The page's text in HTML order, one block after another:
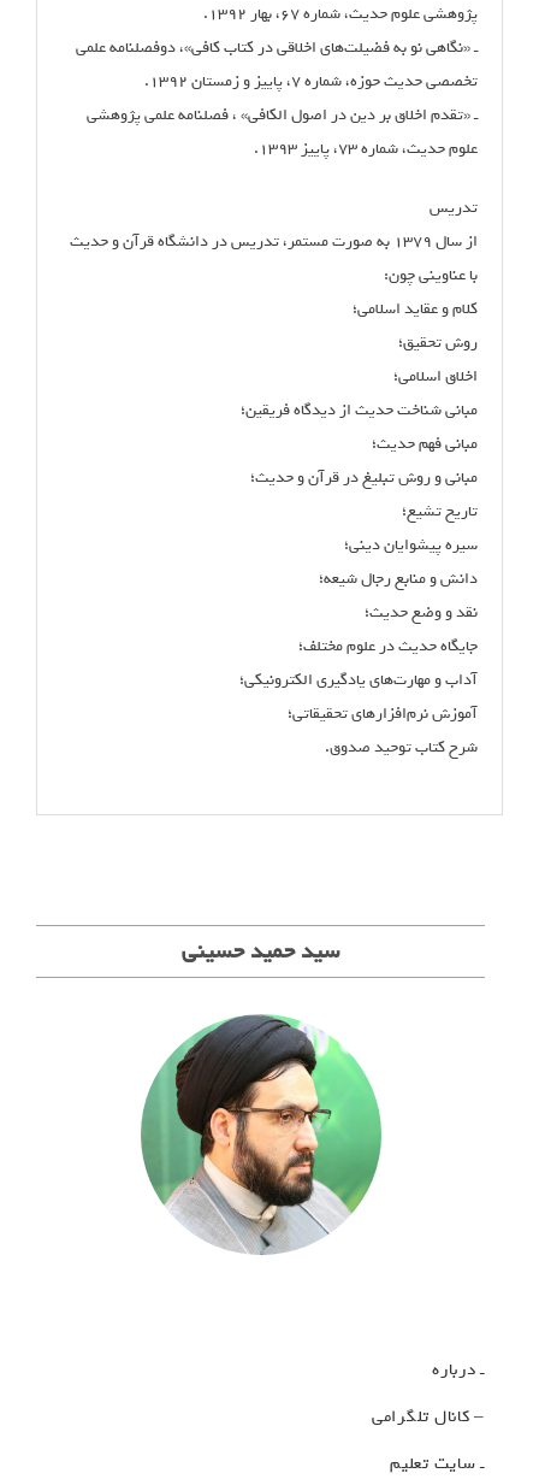
پژوهشی علوم حدیث، شماره ۶۷، بهار ۱۳۹۲.
ـ «نگاهی نو به فضیلت‌های اخلاقی در کتاب کافی»، دوفصلنامه علمی
تخصصی حدیث حوزه، شماره ۷، پاییز و زمستان ۱۳۹۲.
ـ «تقدم اخلاق بر دین در اصول الکافی» ، فصلنامه علمی پژوهشی
علوم حدیث، شماره ۷۳، پاییز ۱۳۹۳.
تدریس
از سال ۱۳۷۹ به صورت مستمر، تدریس در دانشگاه قرآن و حدیث
با عناوینی چون:
کلام و عقاید اسلامی؛
روش تحقیق؛
اخلاق اسلامی؛
مبانی شناخت حدیث از دیدگاه فریقین؛
مبانی فهم حدیث؛
مبانی و روش تبلیغ در قرآن و حدیث؛
تاریخ تشیع؛
سیره پیشوایان دینی؛
دانش و منابع رجال شیعه؛
نقد و وضع حدیث؛
جایگاه حدیث در علوم مختلف؛
آداب و مهارت‌های یادگیری الکترونیکی؛
آموزش نرم‌افزارهای تحقیقاتی؛
شرح کتاب توحید صدوق.
سید حمید حسینی
ـ درباره
– کانال تلگرامی
ـ سایت تعلیم